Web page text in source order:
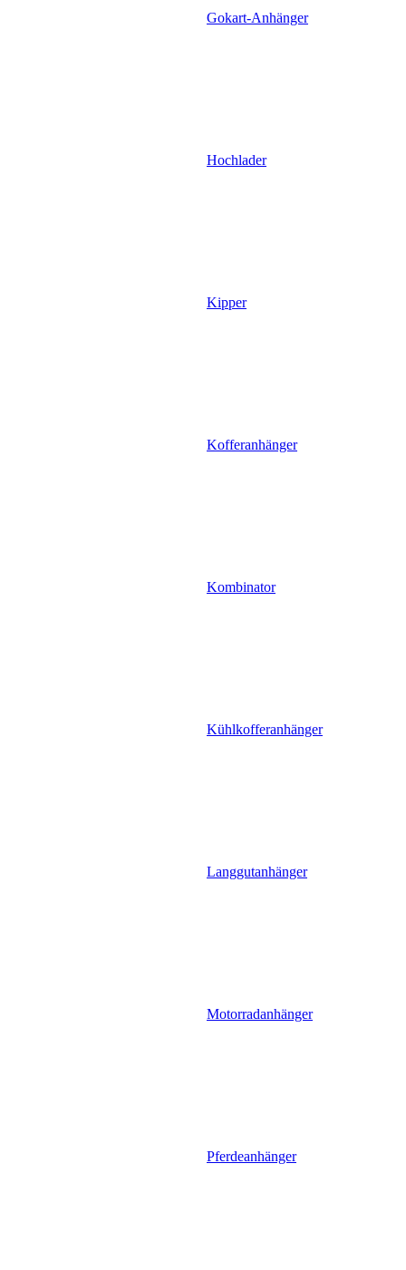
Gokart-Anhänger
Hochlader
Kipper
Kofferanhänger
Kombinator
Kühlkofferanhänger
Langgutanhänger
Motorradanhänger
Pferdeanhänger